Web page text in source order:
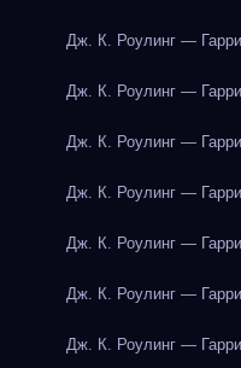
Дж. К. Роулинг —
Дж. К. Роулинг —
Дж. К. Роулинг —
Дж. К. Роулинг —
Дж. К. Роулинг —
Дж. К. Роулинг —
Дж. К. Роулинг —